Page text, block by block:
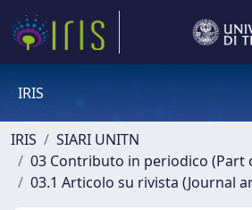
IRIS
IRIS
SIARI UNITN
03 Contributo in periodico (Part
03.1 Articolo su rivista (Journal